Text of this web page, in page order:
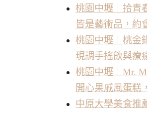
桃園中壢｜拾青
皆是藝術品，約
桃園中壢｜桃金
現調手搖飲與療
桃園中壢｜Mr.
開心果戚風蛋糕
中原大學美食推